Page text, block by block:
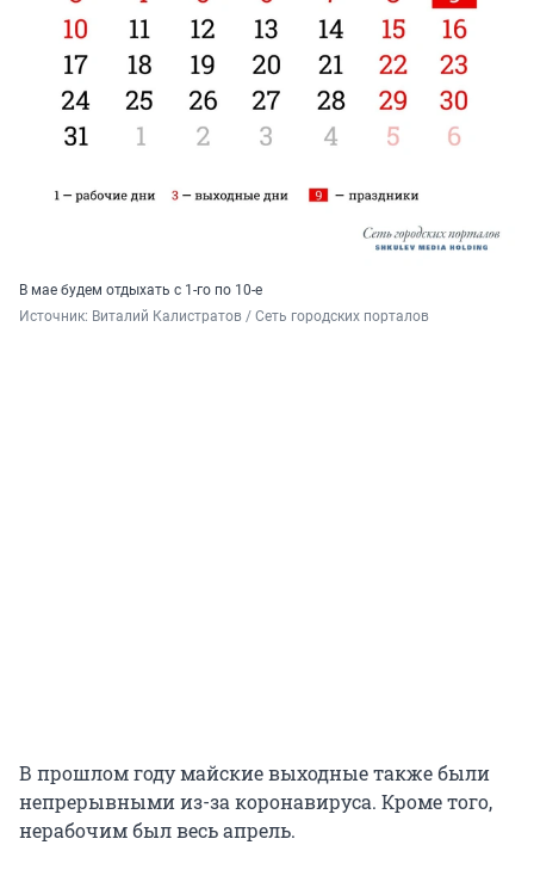
В мае будем отдыхать с 1-го по 10-е
Источник: Виталий Калистратов / Сеть городских порталов
В прошлом году майские выходные также были
непрерывными из-за коронавируса. Кроме того,
нерабочим был весь апрель.